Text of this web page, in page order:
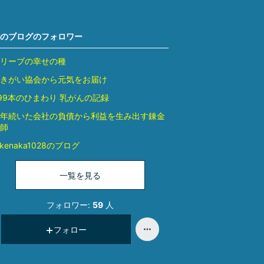
ブログのフォロワー
ーブの幸せの種
がい協会から元気をお届け
本のひまわり 乳がんの記録
続いた会社の負債から利益を生み出す錬金
のブログ
一覧を見る
フォロワー: 59 人
フォロー